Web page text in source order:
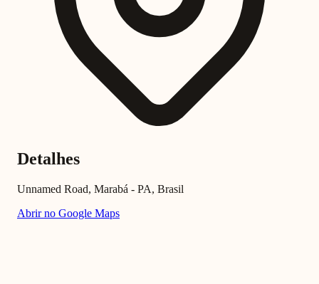
Detalhes
Unnamed Road, Marabá - PA, Brasil
Abrir no Google Maps